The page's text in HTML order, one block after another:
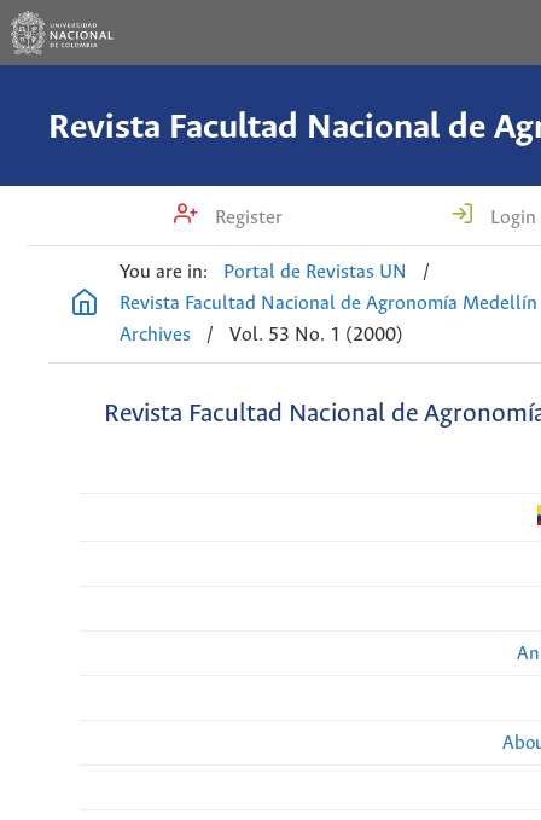
Register Login
You are in: Portal de Revistas UN
/
Revista Facultad Nacional de Agronomía Medellín
Archives
/ Vol. 53 No. 1 (2000)
Revista Facultad Nacional de